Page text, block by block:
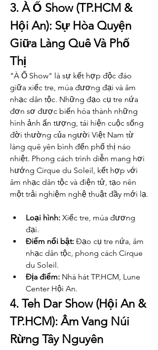
3. À Ố Show (TP.HCM &
Hội An): Sự Hòa Quyện
Giữa Làng Quê Và Phố
Thị
"À Ố Show" là sự kết hợp độc đáo
giữa xiếc tre, múa đương đại và âm
nhạc dân tộc. Những đạo cụ tre nứa
đơn sơ được biến hóa thành những
hình ảnh ấn tượng, tái hiện cuộc sống
đời thường của người Việt Nam từ
làng quê yên bình đến phố thị náo
nhiệt. Phong cách trình diễn mang hơi
hướng Cirque du Soleil, kết hợp với
âm nhạc dân tộc và điện tử, tạo nên
một trải nghiệm nghệ thuật đầy mới lạ.
Loại hình: Xiếc tre, múa đương
đại.
Điểm nổi bật: Đạo cụ tre nứa, âm
nhạc dân tộc, phong cách Cirque
du Soleil.
Địa điểm: Nhà hát TP.HCM, Lune
Center Hội An.
4. Teh Dar Show (Hội An &
TP.HCM): Âm Vang Núi
Rừng Tây Nguyên